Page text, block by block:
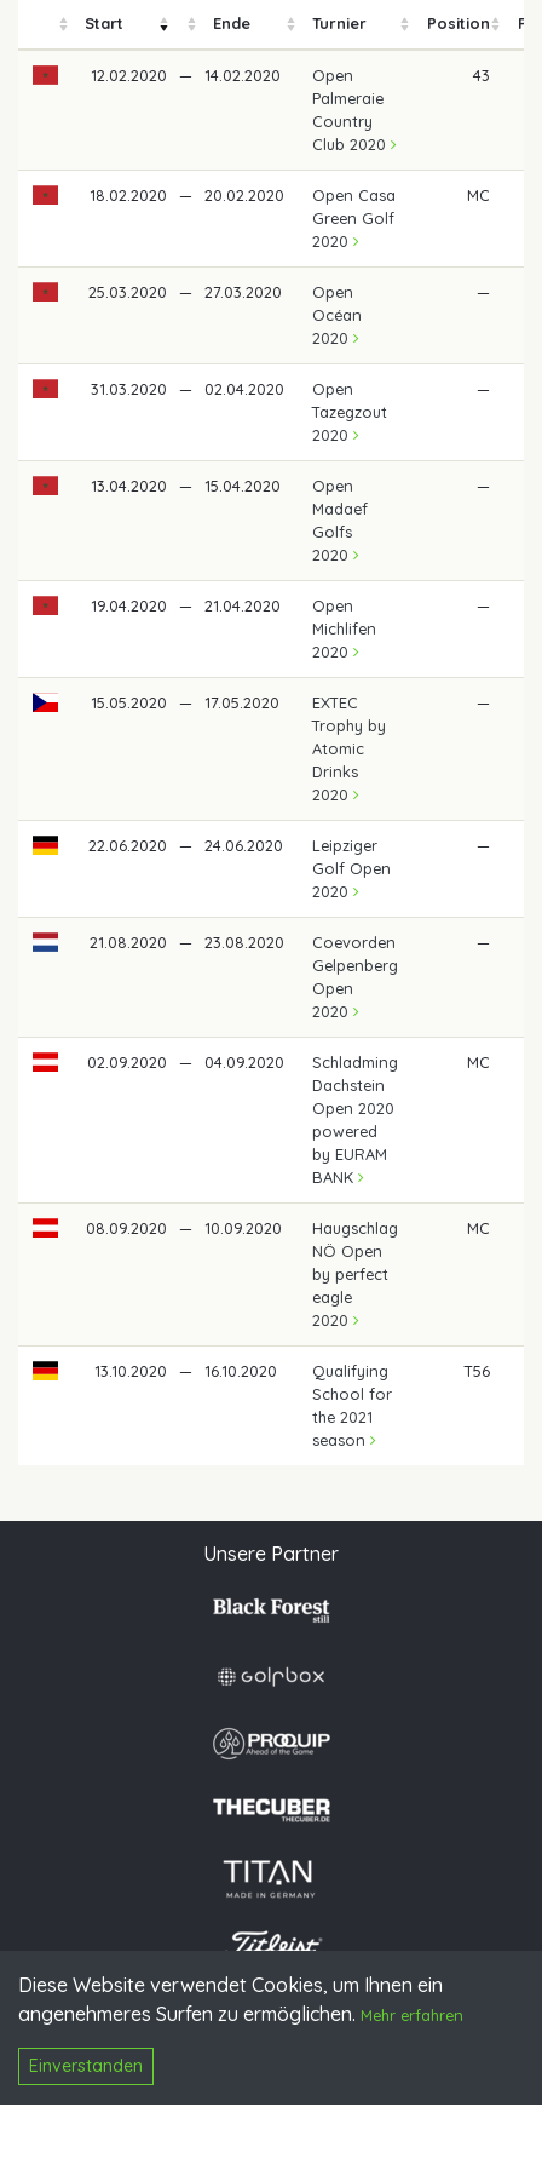
Diese Website verwendet Cookies, um Ihnen ein
angenehmeres Surfen zu ermöglichen. Mehr erfahren
Einverstanden
Start Ende Turnier Position
12.02.2020 — 14.02.2020
Open
Palmeraie
Country
Club 2020
43
18.02.2020 — 20.02.2020
Open Casa
Green Golf
2020
MC
25.03.2020 — 27.03.2020
Open
Océan
2020
—
31.03.2020 — 02.04.2020
Open
Tazegzout
2020
—
13.04.2020 — 15.04.2020
Open
Madaef
Golfs
2020
—
19.04.2020 — 21.04.2020
Open
Michlifen
2020
—
15.05.2020 — 17.05.2020
EXTEC
Trophy by
Atomic
Drinks
2020
—
22.06.2020 — 24.06.2020
Leipziger
Golf Open
2020
—
21.08.2020 — 23.08.2020
Coevorden
Gelpenberg
Open
2020
—
02.09.2020 — 04.09.2020
Schladming
Dachstein
Open 2020
powered
by EURAM
BANK
MC
08.09.2020 — 10.09.2020
Haugschlag
NÖ Open
by perfect
eagle
2020
MC
13.10.2020 — 16.10.2020
Qualifying
School for
the 2021
season
T56
Unsere Partner
© 2026 PGAoG